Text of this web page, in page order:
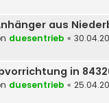
aus
duesentrieb «
in
duesentrieb «